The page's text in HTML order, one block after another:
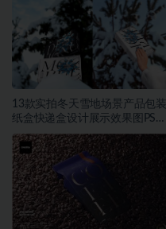
13款实拍冬天雪地场景产品包装
纸盒快递盒设计展示效果图PS贴
图样机模板